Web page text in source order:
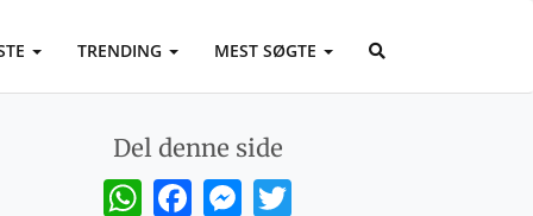
TRENDING MEST SØGTE
Del denne side
WhatsAppFacebookMessenger